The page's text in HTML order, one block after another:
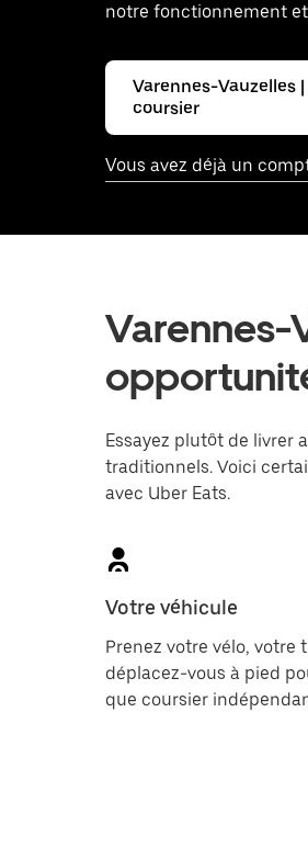
notre fonctionnement
Varennes-Vauzelles
coursier
Vous avez déjà un
Varennes-
Essayez plutôt de livrer
traditionnels. Voici
avec Uber Eats.
Votre véhicule
Prenez votre vélo, votre
déplacez-vous à pied
que coursier